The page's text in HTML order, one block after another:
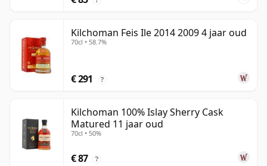
Kilchoman Feis Ile 2014 2009 4 jaar oud
70cl • 58.7%
€ 291 ?
Kilchoman 100% Islay Sherry Cask
Matured 11 jaar oud
70cl • 50%
€ 87 ?